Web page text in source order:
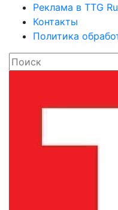
Реклама в TTG
Контакты
Политика